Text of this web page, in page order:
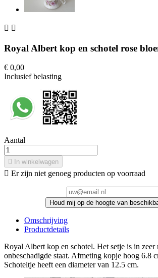
 
Royal Albert kop en schotel rose
€ 0,00
Inclusief belasting
Aantal
 In winkelwagen
 Er zijn niet genoeg producten op voorraad
Houd mij op de hoogte van
Omschrijving
Productdetails
Royal Albert kop en schotel. Het setje is in zeer
onbeschadigde staat. Afmeting kopje hoog 6.8
Schoteltje heeft een diameter van 12.5 cm.